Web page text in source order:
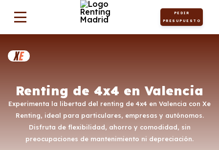
PEDIR
PRESUPUESTO
Renting de 4x4 en Valencia
Experimenta la libertad del renting de 4x4 en Valencia con Xe
Renting, ideal para particulares, empresas y autónomos.
Disfruta de flexibilidad, ahorro y comodidad, sin
preocupaciones de mantenimiento ni depreciación.